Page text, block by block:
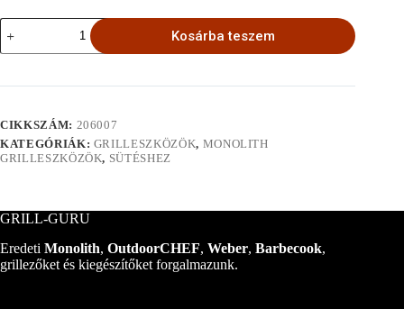
Sertésborda
tartó
vas,
bevonattal
Kosárba teszem
CIKKSZÁM: 206007
KATEGÓRIÁK: GRILLESZKÖZÖK, MONOLITH
GRILLESZKÖZÖK, SÜTÉSHEZ
GRILL-GURU
Eredeti Monolith, OutdoorCHEF, Weber, Barbecook,
grillezőket és kiegészítőket forgalmazunk.